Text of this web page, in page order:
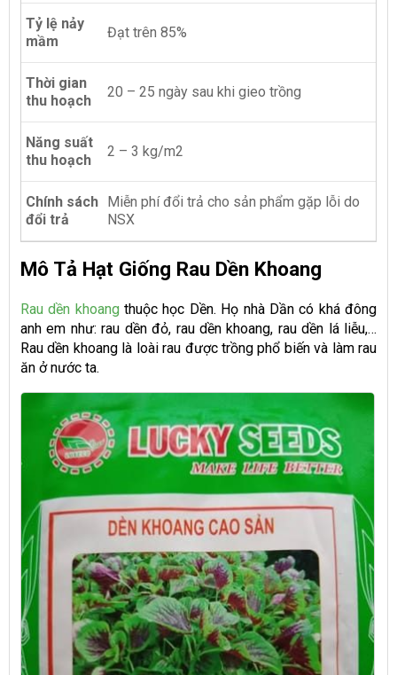
Tỷ lệ nảy
mầm
Đạt trên 85%
Thời gian
thu hoạch
20 – 25 ngày sau khi gieo trồng
Năng suất
thu hoạch
2 – 3 kg/m2
Chính sách
đổi trả
Miễn phí đổi trả cho sản phẩm gặp lỗi do
NSX
Mô Tả Hạt Giống Rau Dền Khoang
Rau dền khoang thuộc học Dền. Họ nhà Dần có khá đông
anh em như: rau dền đỏ, rau dền khoang, rau dền lá liễu,…
Rau dền khoang là loài rau được trồng phổ biến và làm rau
ăn ở nước ta.